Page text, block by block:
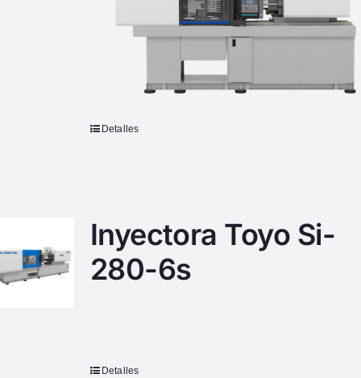
Detalles
Inyectora Toyo Si-
280-6s
Detalles